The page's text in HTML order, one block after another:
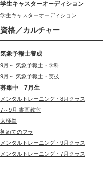
学生キャスターオーディション
学生キャスターオーディション
資格／カルチャー
気象予報士養成
9月～ 気象予報士・学科
9月～ 気象予報士・実技
募集中 7月生
メンタルトレーニング・8月クラス
7～9月 書画教室
太極拳
初めてのフラ
メンタルトレーニング・9月クラス
メンタルトレーニング・7月クラス